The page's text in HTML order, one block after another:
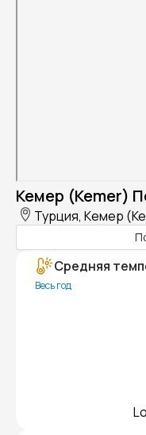
Кемер (Kemer)
Турция, Кемер
Средняя
Весь год